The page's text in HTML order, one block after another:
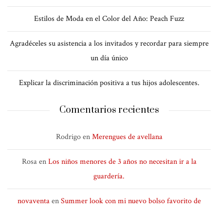
Estilos de Moda en el Color del Año: Peach Fuzz
Agradéceles su asistencia a los invitados y recordar para siempre
un día único
Explicar la discriminación positiva a tus hijos adolescentes.
Comentarios recientes
RodrigoenMerengues de avellana
RosaenLos niños menores de 3 años no necesitan ir a la
guardería.
novaventaenSummer look con mi nuevo bolso favorito de